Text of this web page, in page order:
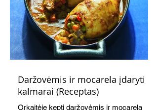
Daržovėmis ir mocarela įdaryti
kalmarai (Receptas)
Orkaitėje kepti daržovėmis ir mocarela